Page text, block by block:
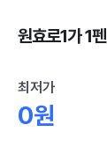
원효로1가 1
최저가
0원